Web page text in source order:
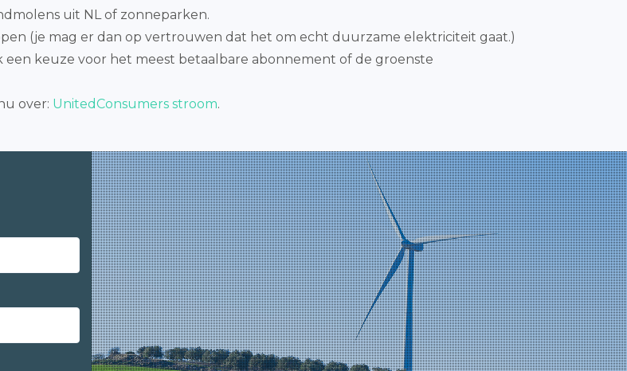
uit NL of zonneparken.
(je mag er dan op vertrouwen dat het om echt duurzame elektriciteit gaat.)
keuze voor het meest betaalbare abonnement of de groenste
over: UnitedConsumers stroom.